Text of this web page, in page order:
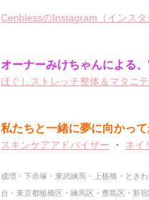
CenblessのInstagram（インスタ
オーナーみけちゃんによる
ほぐしストレッチ整体＆マタニ
私たちと一緒に夢に向かっ
スキンケアアドバイザー ・ ネイ
成増・下赤塚・東武練馬・上板橋・とき
台・東京都板橋区・練馬区・豊島区・新